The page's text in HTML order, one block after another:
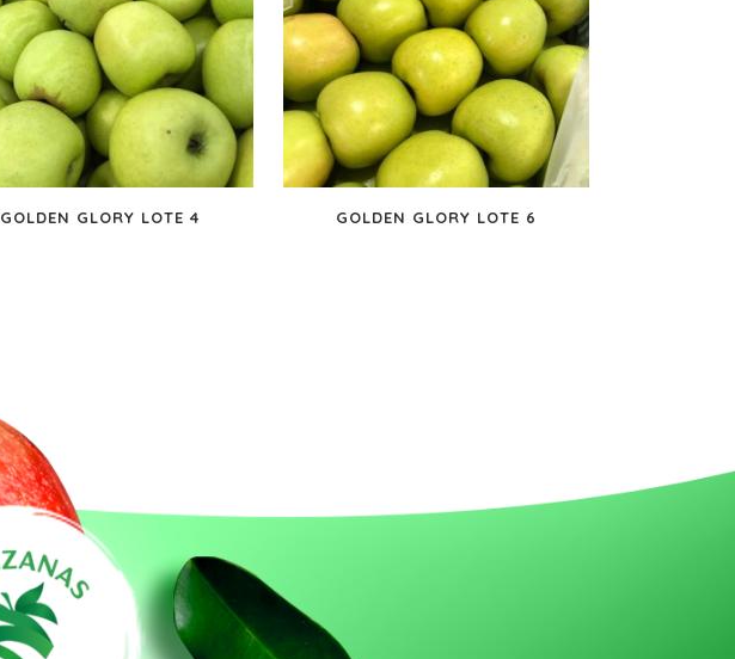
GOLDEN GLORY LOTE 4 GOLDEN GLORY LOTE 6